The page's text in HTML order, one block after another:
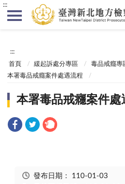
:::
:::
首頁 緩起訴處分專區
毒品戒癮專
本署毒品戒癮案件處遇流程
本署毒品戒癮案件處
發布日期： 110-01-03